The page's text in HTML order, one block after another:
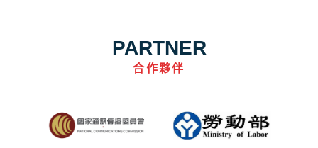
PARTNER
合作夥伴